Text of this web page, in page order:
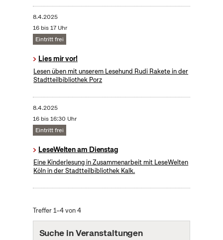
8.4.2025
16 bis 17 Uhr
Eintritt frei
Lies mir vor!
Lesen üben mit unserem Lesehund Rudi Rakete in der
Stadtteilbibliothek Porz
8.4.2025
16 bis 16:30 Uhr
Eintritt frei
LeseWelten am Dienstag
Eine Kinderlesung in Zusammenarbeit mit LeseWelten
Köln in der Stadtteilbibliothek Kalk.
Treffer 1–4 von 4
Suche in Veranstaltungen